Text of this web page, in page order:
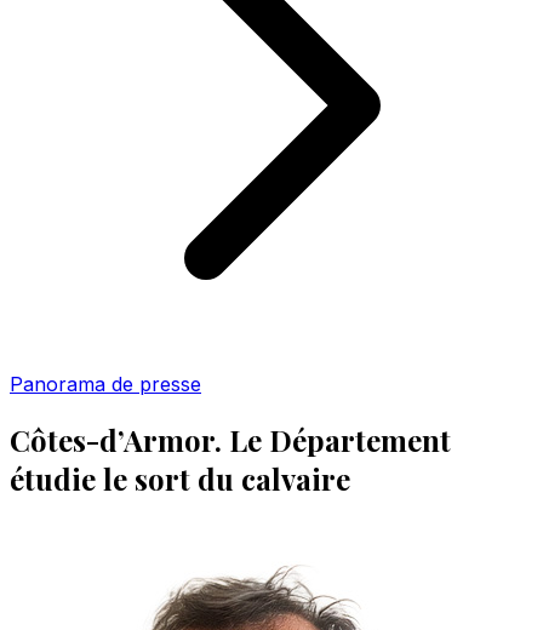
Panorama de presse
Côtes-d’Armor. Le Département
étudie le sort du calvaire